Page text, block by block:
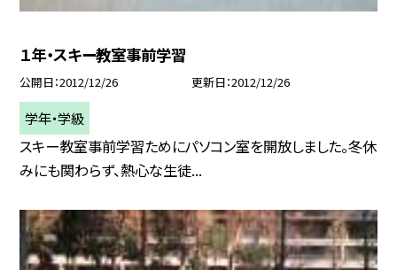
１年・スキー教室事前学習
公開日 2012/12/26 更新日 2012/12/26
学年・学級
スキー教室事前学習ためにパソコン室を開放しました。冬休
みにも関わらず、熱心な生徒...